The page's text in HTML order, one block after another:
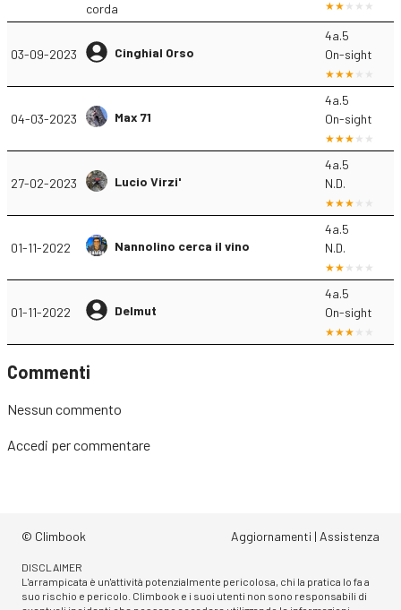
corda
03-09-2023 Cinghial Orso
4a.5
On-sight
04-03-2023 Max 71
4a.5
On-sight
27-02-2023 Lucio Virzi'
4a.5
N.D.
01-11-2022 Nannolino cerca il vino
4a.5
N.D.
01-11-2022 Delmut
4a.5
On-sight
Commenti
Nessun commento
Accedi per commentare
© Climbook Aggiornamenti | Assistenza
DISCLAIMER
L'arrampicata è un'attività potenzialmente pericolosa, chi la pratica lo fa a
suo rischio e pericolo. Climbook e i suoi utenti non sono responsabili di